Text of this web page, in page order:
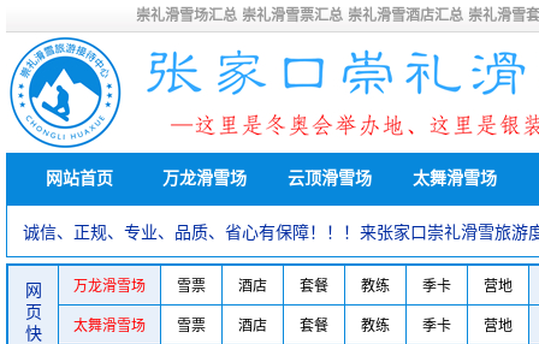
崇礼滑雪场汇总 崇礼滑雪票汇总 崇礼滑雪酒店汇总 崇礼滑雪
网站首页 万龙滑雪场 云顶滑雪场 太舞滑雪场
诚信、正规、专业、品质、省心有保障！！！来张家口崇礼滑雪旅
网
页
快
万龙滑雪场 雪票 酒店 套餐 教练 季卡 营地
太舞滑雪场 雪票 酒店 套餐 教练 季卡 营地